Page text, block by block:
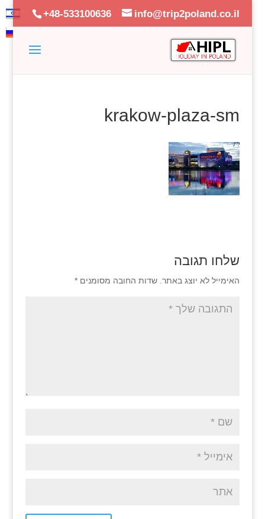
+48-533100636 info@trip2poland.co.il
krakow-plaza-sm
שלחו תגובה
האימייל לא יוצג באתר. שדות החובה מסומנים *